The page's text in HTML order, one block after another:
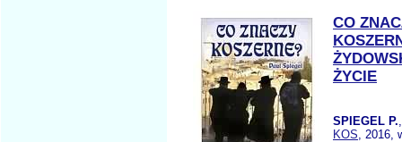
CO
ŻYCIE
SPIEGEL P.
KOS, 2016,